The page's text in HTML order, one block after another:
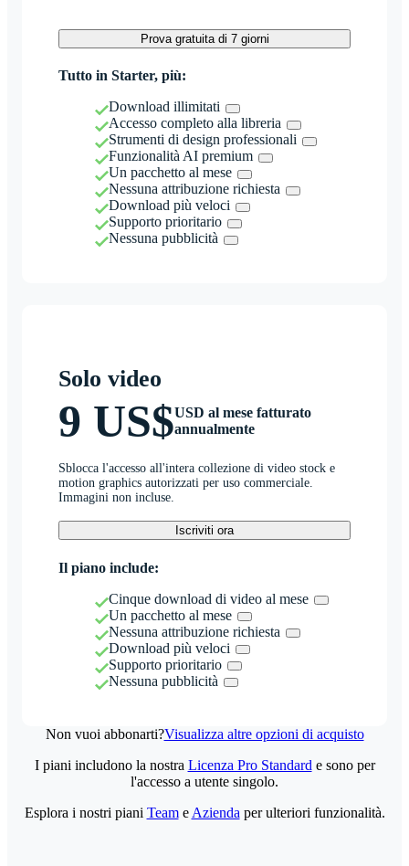
Prova gratuita di 7 giorni
Tutto in Starter, più:
Download illimitati
Accesso completo alla libreria
Strumenti di design professionali
Funzionalità AI premium
Un pacchetto al mese
Nessuna attribuzione richiesta
Download più veloci
Supporto prioritario
Nessuna pubblicità
Solo video
9 US$USD al mese fatturato
annualmente
Sblocca l'accesso all'intera collezione di video stock e
motion graphics autorizzati per uso commerciale.
Immagini non incluse.
Iscriviti ora
Il piano include:
Cinque download di video al mese
Un pacchetto al mese
Nessuna attribuzione richiesta
Download più veloci
Supporto prioritario
Nessuna pubblicità
Non vuoi abbonarti?Visualizza altre opzioni di acquisto
I piani includono la nostra Licenza Pro Standard e sono per
l'accesso a utente singolo.
Esplora i nostri piani Teame Azienda per ulteriori funzionalità.